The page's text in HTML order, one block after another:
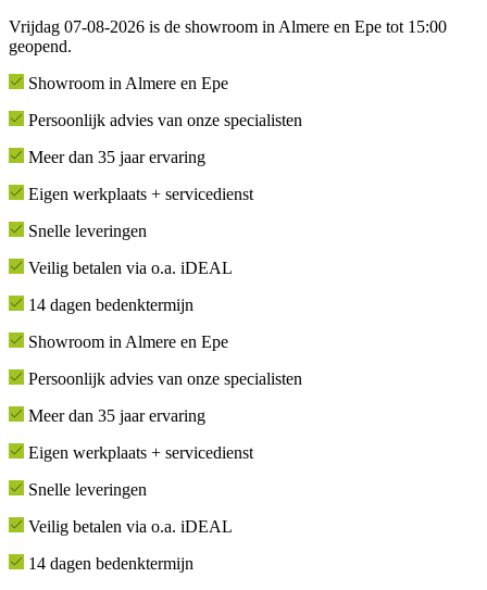
Vrijdag 07-08-2026 is de showroom in Almere en Epe tot 15:00
geopend.
Showroom in Almere en Epe
Persoonlijk advies van onze specialisten
Meer dan 35 jaar ervaring
Eigen werkplaats + servicedienst
Snelle leveringen
Veilig betalen via o.a. iDEAL
14 dagen bedenktermijn
Showroom in Almere en Epe
Persoonlijk advies van onze specialisten
Meer dan 35 jaar ervaring
Eigen werkplaats + servicedienst
Snelle leveringen
Veilig betalen via o.a. iDEAL
14 dagen bedenktermijn